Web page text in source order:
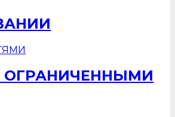
ОГРАНИЧЕННЫМИ